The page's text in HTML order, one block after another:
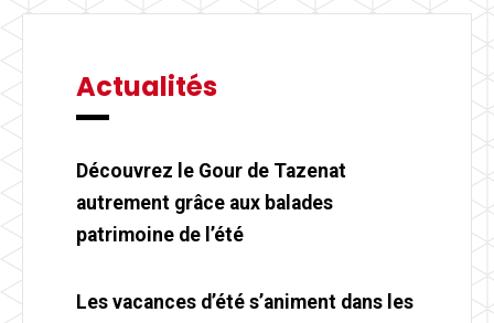
Actualités
Découvrez le Gour de Tazenat
autrement grâce aux balades
patrimoine de l’été
Les vacances d’été s’animent dans les